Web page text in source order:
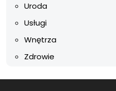
Uroda
Usługi
Wnętrza
Zdrowie